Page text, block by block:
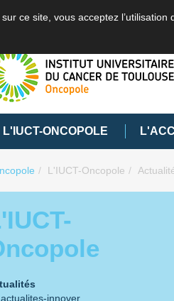
ce site, vous acceptez
L'IUCT-ONCOPOLE
L'IUCT-Oncopole
actualites-innover